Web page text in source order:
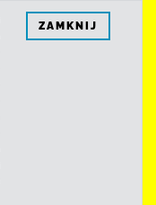
ZAMKNIJ